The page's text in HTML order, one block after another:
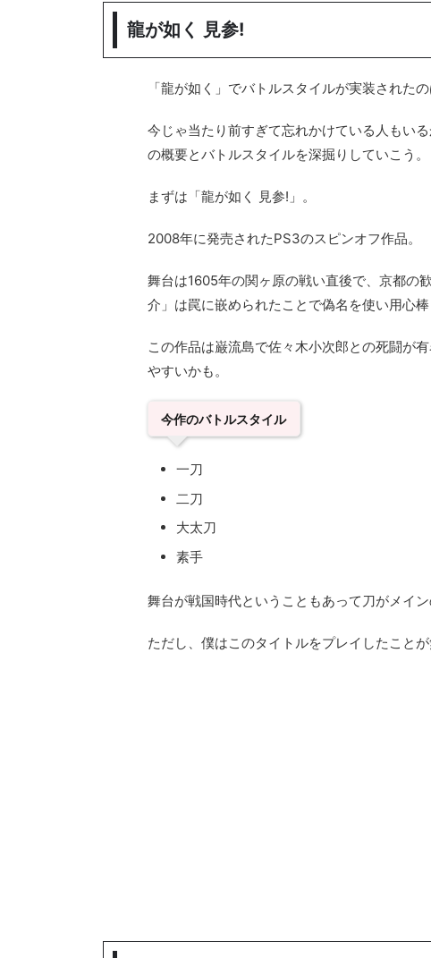
龍が如く 見参!
「龍が如く」でバトルスタイルが実装された
今じゃ当たり前すぎて忘れかけている人もい
の概要とバトルスタイルを深掘りしていこう。
まずは「龍が如く 見参!」。
2008年に発売されたPS3のスピンオフ作品。
舞台は1605年の関ヶ原の戦い直後で、京都の
介」は罠に嵌められたことで偽名を使い用心棒
この作品は巌流島で佐々木小次郎との死闘が
やすいかも。
今作のバトルスタイル
一刀
二刀
大太刀
素手
舞台が戦国時代ということもあって刀がメイン
ただし、僕はこのタイトルをプレイしたこと